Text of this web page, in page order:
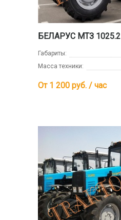
БЕЛАРУС МТЗ 1025.2
Габариты:
Масса техники:
От 1 200 руб. / час